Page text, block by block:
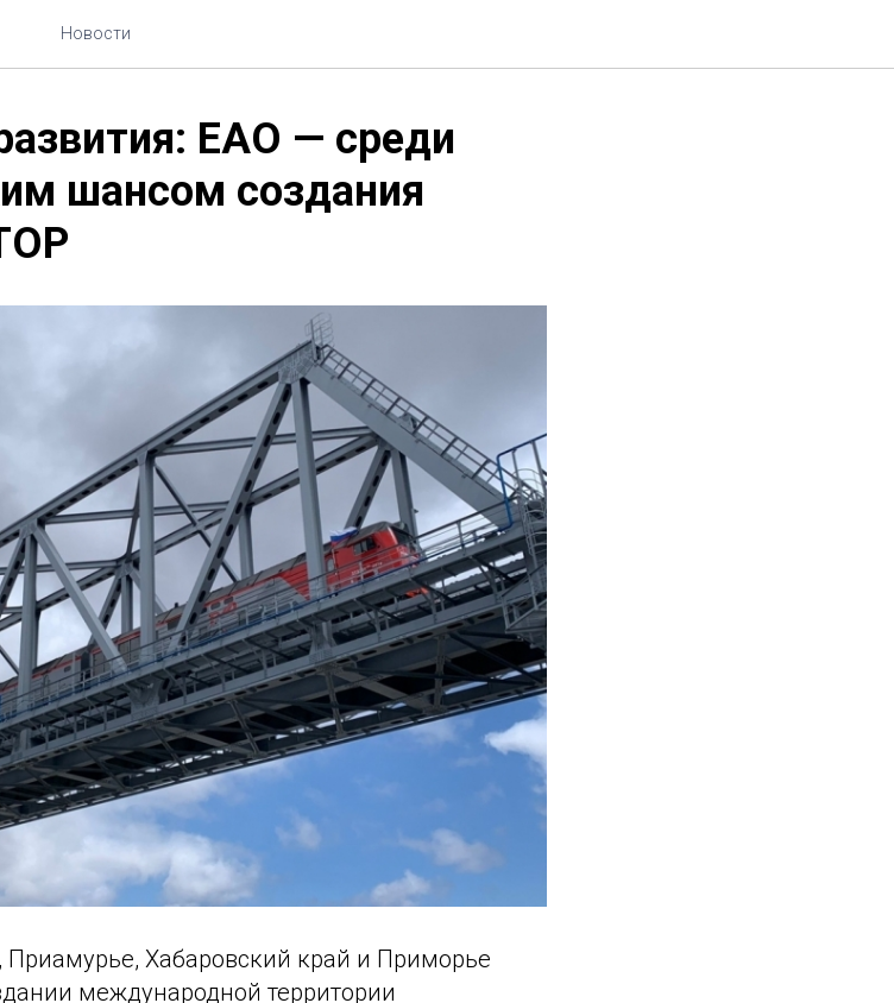
Новости
ЕАО — среди
шансом создания
Приамурье, Хабаровский край и Приморье
международной территории